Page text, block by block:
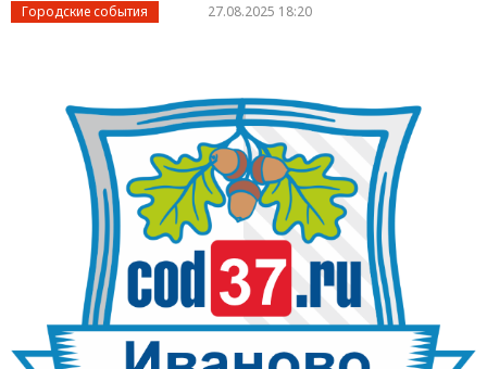
Городские события 27.08.2025 18:20